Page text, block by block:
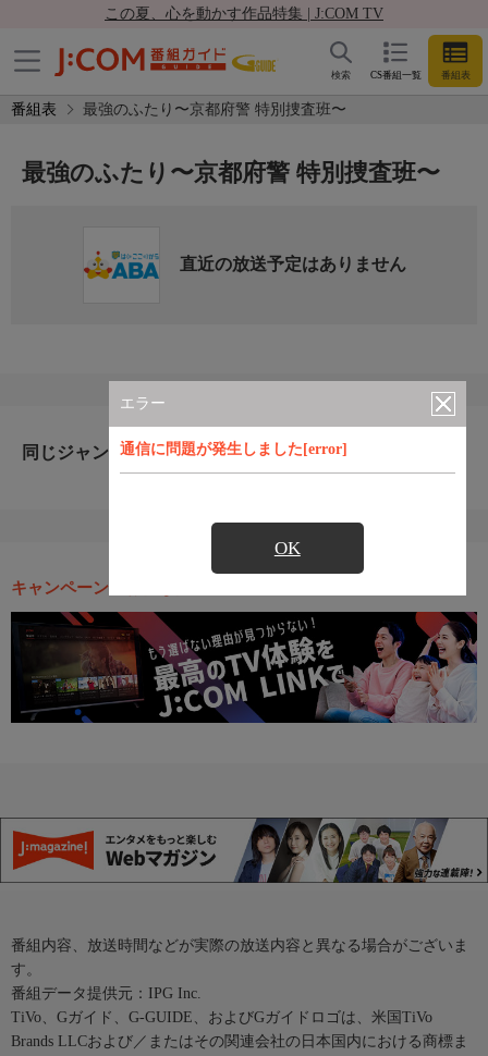
この夏、心を動かす作品特集 | J:COM TV
CS番組一覧 番組表
検索
番組表 最強のふたり〜京都府警 特別捜査班〜
エラー
通信に問題が発生しました[error]
OK
最強のふたり〜京都府警 特別捜査班〜
直近の放送予定はありません
同じジャンルのおすすめ番組
キャンペーン・お得な情報
番組内容、放送時間などが実際の放送内容と異なる場合がございま
す。
番組データ提供元：IPG Inc.
TiVo、Gガイド、G-GUIDE、およびGガイドロゴは、米国TiVo
Brands LLCおよび／またはその関連会社の日本国内における商標ま